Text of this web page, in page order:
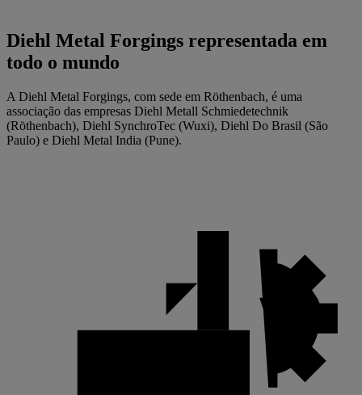
Diehl Metal Forgings representada em
todo o mundo
A Diehl Metal Forgings, com sede em Röthenbach, é uma
associação das empresas Diehl Metall Schmiedetechnik
(Röthenbach), Diehl SynchroTec (Wuxi), Diehl Do Brasil (São
Paulo) e Diehl Metal India (Pune).